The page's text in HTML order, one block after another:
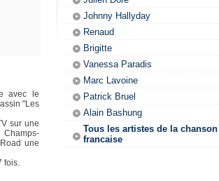
avec le
"Les
sur une
une
fois.
Johnny Hallyday
Renaud
Brigitte
Vanessa Paradis
Marc Lavoine
Patrick Bruel
Alain Bashung
Tous les artistes de la chanson
francaise